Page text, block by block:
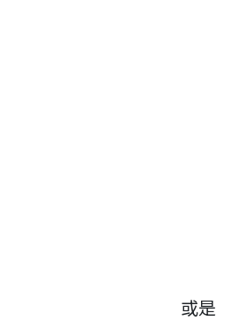
或是